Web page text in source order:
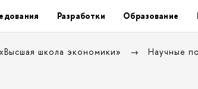
Разработки Образование
школа экономики» Научные